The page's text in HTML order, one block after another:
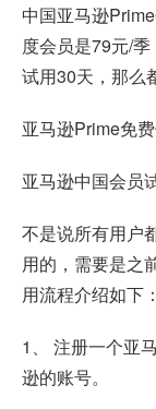
中国亚马逊
度会员是79元/
试用30天，那么
亚马逊Prime免
亚马逊中国会员
不是说所有用户
用的，需要是之
用流程介绍如下：
1、 注册一个亚
逊的账号。